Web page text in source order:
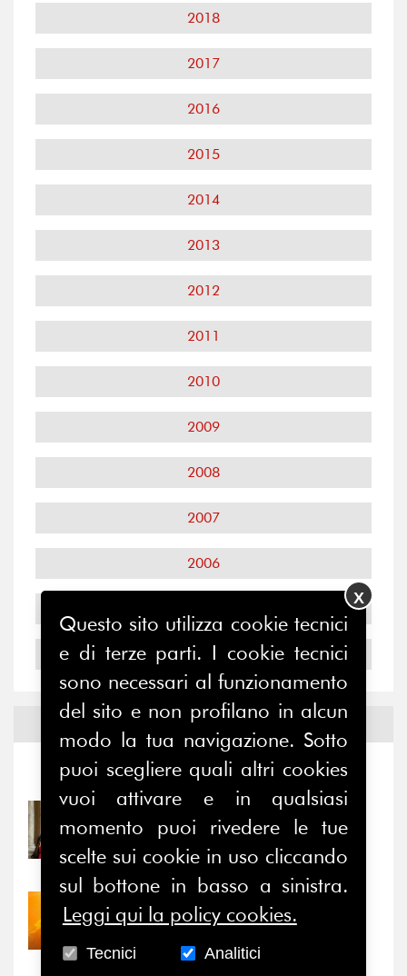
2018
2017
2016
2015
2014
2013
2012
2011
2010
2009
2008
2007
2006
2004
Notizie ed Eventi
Notizie -Eventi
31/07/2026
Prima della pausa estiva,
il valore di...
30/07/2026
Nove anni dopo la
“grande cecità”: la...
Questo sito utilizza cookie tecnici
e di terze parti. I cookie tecnici
sono necessari al funzionamento
del sito e non profilano in alcun
modo la tua navigazione. Sotto
puoi scegliere quali altri cookies
vuoi attivare e in qualsiasi
momento puoi rivedere le tue
scelte sui cookie in uso cliccando
sul bottone in basso a sinistra.
Leggi qui la policy cookies.
Tecnici Analitici
X